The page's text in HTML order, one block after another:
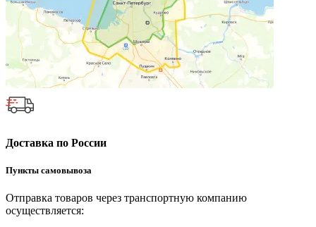
Доставка по России
Пункты самовывоза
Отправка товаров через транспортную компанию
осуществляется: